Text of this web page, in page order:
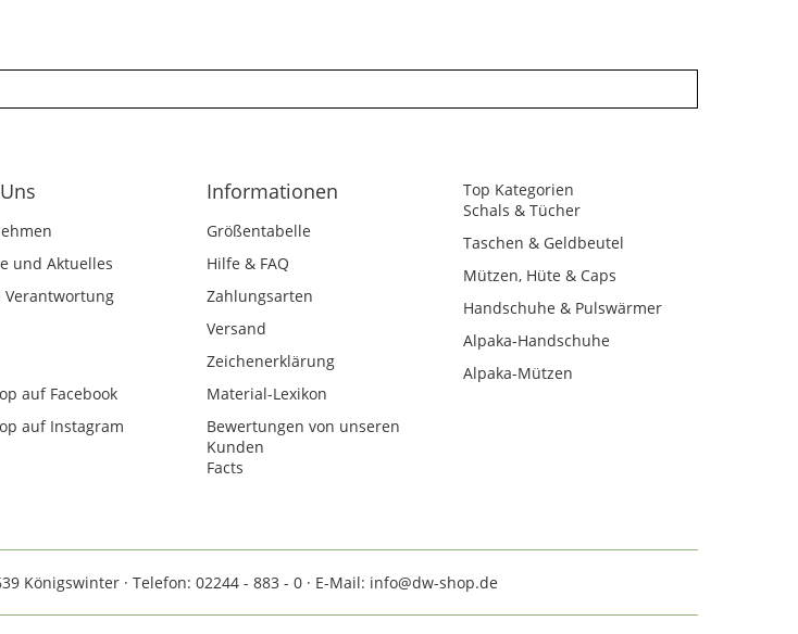
und Aktuelles
Verantwortung
auf Facebook
auf Instagram
Informationen
Größentabelle
Hilfe & FAQ
Zahlungsarten
Versand
Zeichenerklärung
Material-Lexikon
Bewertungen von unseren
Kunden
Facts
Top Kategorien
Schals & Tücher
Taschen & Geldbeutel
Mützen, Hüte & Caps
Handschuhe & Pulswärmer
Alpaka-Handschuhe
Alpaka-Mützen
Königswinter · Telefon: 02244 - 883 - 0 · E-Mail: info@dw-shop.de